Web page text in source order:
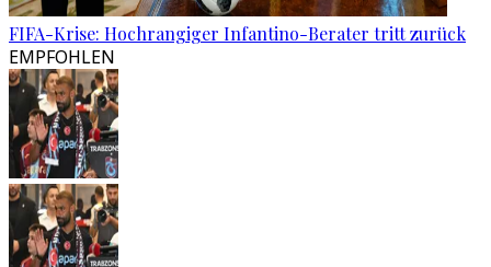
FIFA-Krise: Hochrangiger Infantino-Berater tritt zurück
EMPFOHLEN